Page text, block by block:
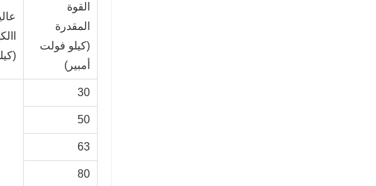
القوة
المقدرة
(كيلو فولت
أمبير)
30
50
63
80